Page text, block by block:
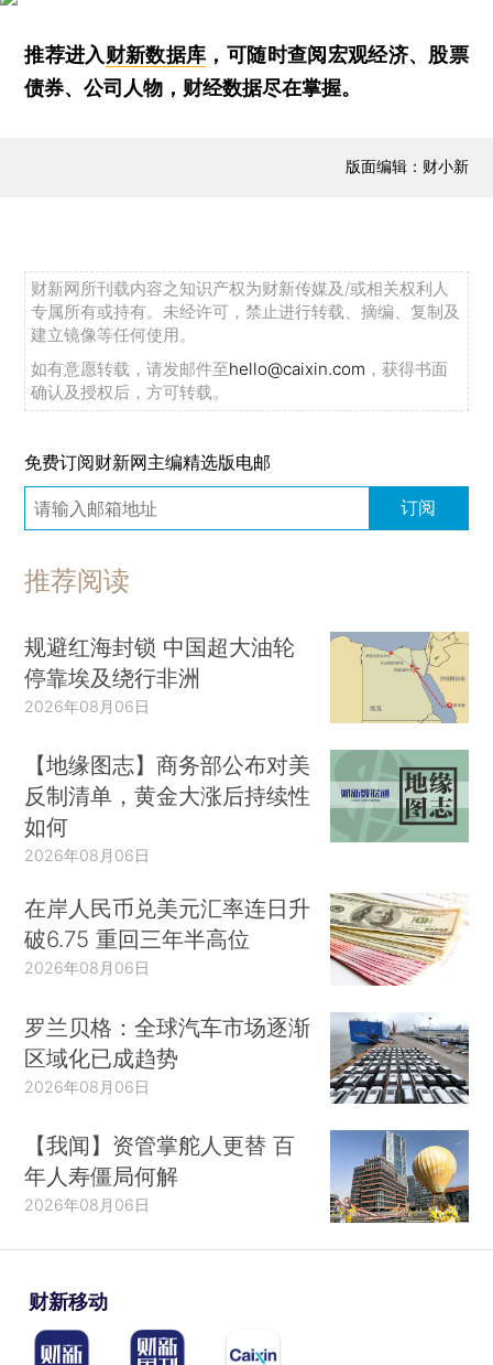
推荐进入财新数据库 ，可随时查阅宏观经济、股票
债券、公司人物，财经数据尽在掌握。
版面编辑：财小新
财新网所刊载内容之知识产权为财新传媒及/或相关权利人
专属所有或持有。未经许可，禁止进行转载、摘编、复制及
建立镜像等任何使用。
如有意愿转载，请发邮件至hello@caixin.com ，获得书面
确认及授权后，方可转载。
免费订阅财新网主编精选版电邮
订阅
推荐阅读
规避红海封锁 中国超大油轮
停靠埃及绕行非洲
2026年08月06日
【地缘图志】商务部公布对美
反制清单，黄金大涨后持续性
如何
2026年08月06日
在岸人民币兑美元汇率连日升
破6.75 重回三年半高位
2026年08月06日
罗兰贝格：全球汽车市场逐渐
区域化已成趋势
2026年08月06日
【我闻】资管掌舵人更替 百
年人寿僵局何解
2026年08月06日
财新移动